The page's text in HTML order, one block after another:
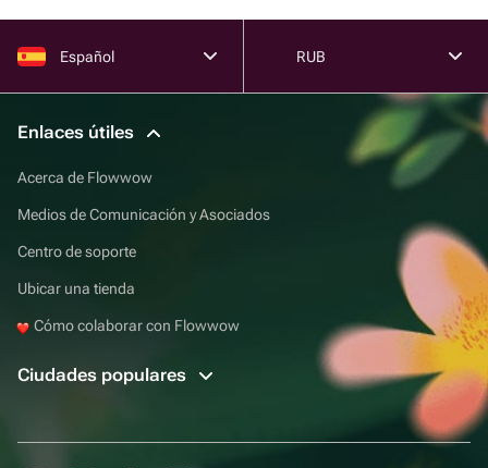
Español RUB
Enlaces útiles
Acerca de Flowwow
Medios de Comunicación y Asociados
Centro de soporte
Ubicar una tienda
Cómo colaborar con Flowwow
Ciudades populares